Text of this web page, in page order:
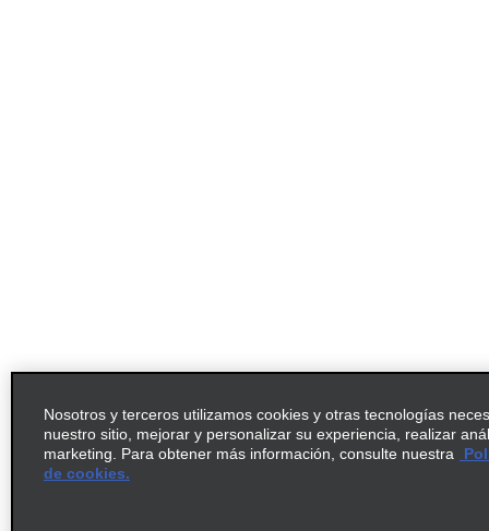
Nosotros y terceros utilizamos cookies y otras tecnologías
nuestro sitio, mejorar y personalizar su experiencia, realizar
marketing. Para obtener más información, consulte nuestra
de cookies.